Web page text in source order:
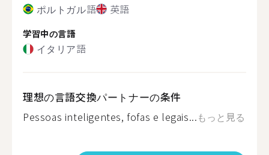
ポルトガル語 英語
学習中の言語
イタリア語
理想の言語交換パートナーの条件
Pessoas inteligentes, fofas e legais...もっと見る